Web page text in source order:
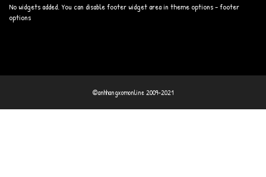
No widgets added. You can disable footer widget area in theme options - footer
options
©anhhangxomonline 2009-2021